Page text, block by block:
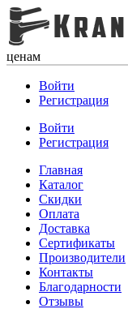
ценам
Войти
Регистрация
Войти
Регистрация
Главная
Каталог
Скидки
Оплата
Доставка
Сертификаты
Производители
Контакты
Благодарности
Отзывы